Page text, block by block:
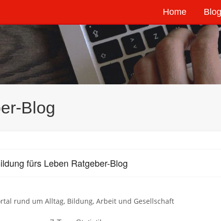
Home
Blog
fürs Leben Ratgeber-Blog
rund um Alltag, Bildung, Arbeit und Gesellschaft